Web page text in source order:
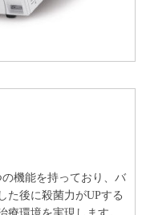
機能を持っており、バ
た後に殺菌力がUPする
療環境を実現します。